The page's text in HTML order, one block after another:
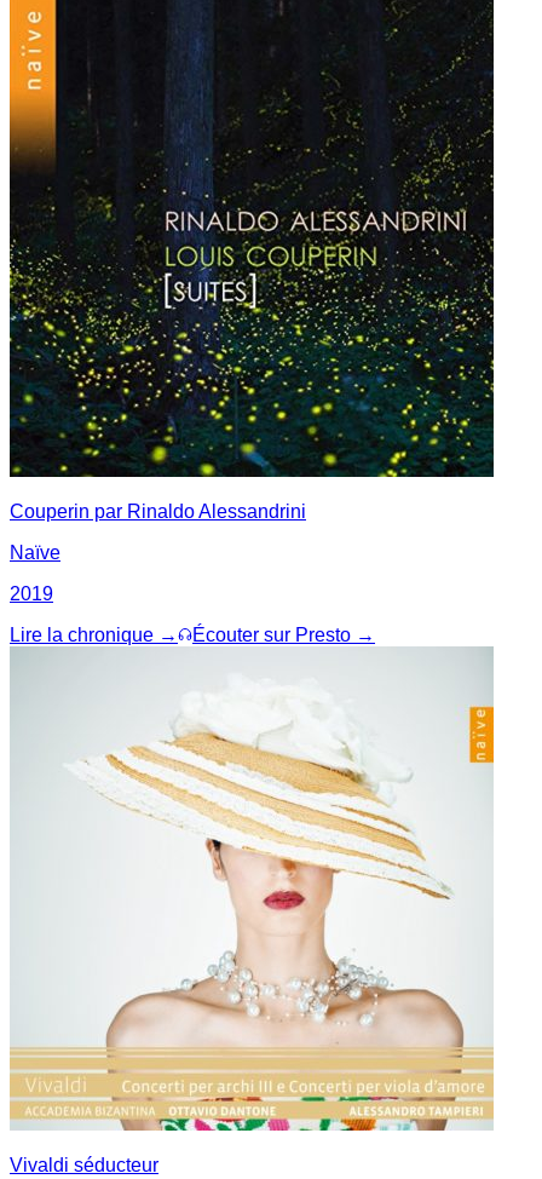
Couperin par Rinaldo Alessandrini
Naïve
2019
Lire la chronique →
Écouter sur Presto →
Vivaldi séducteur